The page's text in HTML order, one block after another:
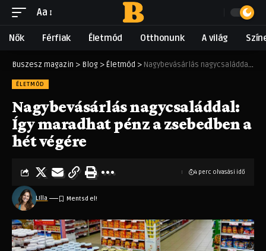
Aa
Nők Férfiak Életmód Otthonunk A világ
Buszesz magazin > Blog >Életmód > Nagybevásárlás nagycsaláddal: Így maradhat pénz a zsebedben a hét végére
ÉLETMÓD
Nagybevásárlás nagycsaláddal:
Így maradhat pénz a zsebedben a
hét végére
LIlla
4 perc olvasási idő